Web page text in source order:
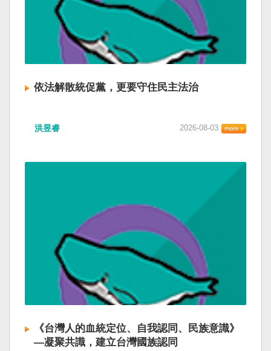
依法解散統促黨，更要守住民主法治
洪昱睿 2026-08-03
《台灣人的血統定位、自我認同、民族意識》
—凝聚共識，建立台灣國族認同